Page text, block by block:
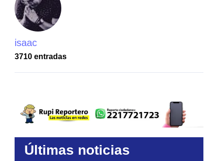
isaac
3710 entradas
Últimas noticias